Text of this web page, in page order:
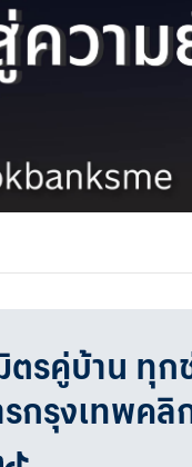
รคู่บ้าน ทุก
กรุงเทพค